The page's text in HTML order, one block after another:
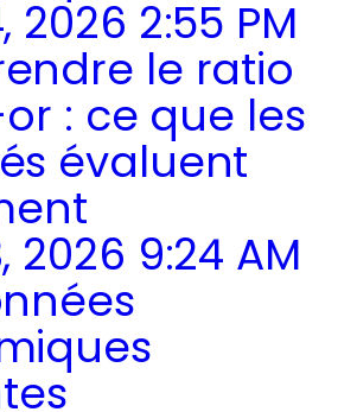
2026 2:55 PM
le ratio
: ce que les
évaluent
2026 9:24 AM